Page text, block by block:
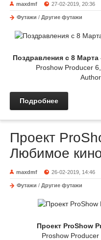
maxdmf 27-02-2019, 20:36
Футажи / Другие футажи
Поздравления с 8 Марта
Proshow Producer
Подробнее
Проект
Любимое
maxdmf 26-02-2019, 14:46
Футажи / Другие футажи
Проект ProShow
Proshow